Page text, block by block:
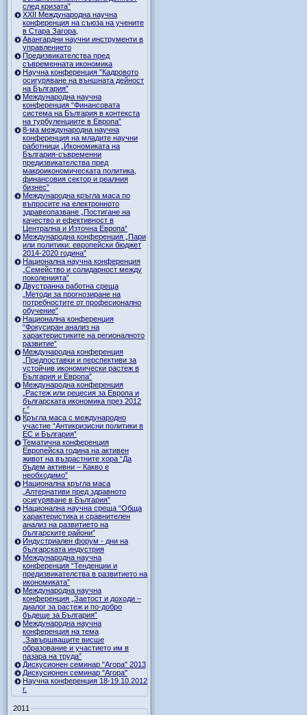
след кризата”
ХХII Международна научна
конференция на съюза на учените
в Стара Загора,
Авангардни научни инструменти в
управлението
Предизвикателства пред
съвременната икономика
Научна конференция ”Кадровото
осигуряване на външната дейност
на България”
Международна научна
конференция “Финансовата
система на България в контекста
на турбуленциите в Европа”
8-ма международна научна
конференция на младите научни
работници „Икономиката на
България-съвременни
предизвикателства пред
макроикономическата политика,
финансовия сектор и реалния
бизнес”
Международна кръгла маса по
въпросите на електронното
здравеопазване „Постигане на
качество и ефективност в
Централна и Източна Европа“
Международна конференция „Пари
или политики: европейски бюджет
2014-2020 година”
Национална научна конференция
„Семейство и солидарност между
поколенията”
Двустранна работна среща
„Методи за прогнозиране на
потребностите от професионално
обучение”
Национална конференция
“Фокусиран анализ на
характеристиките на регионалното
развитие”
Международна конференция
„Предпоставки и перспективи за
устойчив икономически растеж в
България и Европа”
Международна конференция
„Растеж или рецесия за Европа и
българската икономика през 2012
г.”
Кръгла маса с международно
участие “Антикризисни политики в
ЕС и България”
Тематична конференция
Европейска година на активен
живот на възрастните хора “Да
бъдем активни – Какво е
необходимо”
Национална кръгла маса
„Алтернативи пред здравното
осигуряване в България”
Национална научна среща “Обща
характеристика и сравнителен
анализ на развитието на
българските райони”
Индустриален форум - дни на
българската индустрия
Международна научна
конференция “Тенденции и
предизвикателства в развитието на
икономиката”
Международна научна
конференция „Заетост и доходи –
диалог за растеж и по-добро
бъдеще за България”
Международна научна
конференция на тема
„Завършващите висше
образование и участието им в
пазара на труда”
Дискусионен семинар "Агора" 2013
Дискусионен семинар "Агора"
Научна конференция 18-19.10.2012
г.
2011